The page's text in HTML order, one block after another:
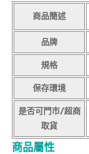
商品簡述
品牌
規格
保存環境
是否可門市/超商
取貨
商品屬性